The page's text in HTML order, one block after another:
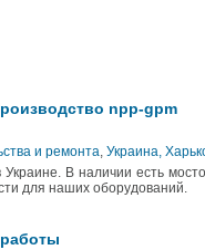
npp-gpm
и ремонта, Украина,
В наличии есть
для наших оборудований.